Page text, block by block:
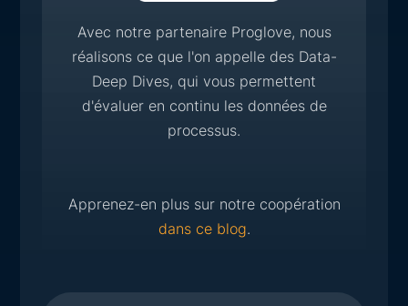
Avec notre partenaire Proglove, nous
réalisons ce que l'on appelle des Data-
Deep Dives, qui vous permettent
d'évaluer en continu les données de
processus.
Apprenez-en plus sur notre coopération
dans ce blog.